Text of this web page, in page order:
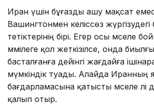
Иран үшін бұғазды ашу мақсат
Вашингтонмен келіссөз
тетіктерінің бірі. Егер осы мәселе
мәмілеге қол жеткізілсе, онда
басталғанға дейінгі жағдайға
мүмкіндік туады. Алайда Иранның
бағдарламасына қатысты мәселе әлі
қалып отыр.